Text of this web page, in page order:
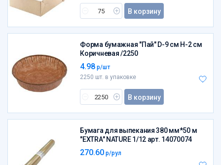
В корзину
Форма бумажная "Пай" D-9 см H-2 см
Коричневая /2250
4.98 р/шт
2250 шт. в упаковке
В корзину
Бумага для выпекания 380 мм*50 м
"EXTRA" NATURE 1/12 арт. 14070074
270.60 р/рул